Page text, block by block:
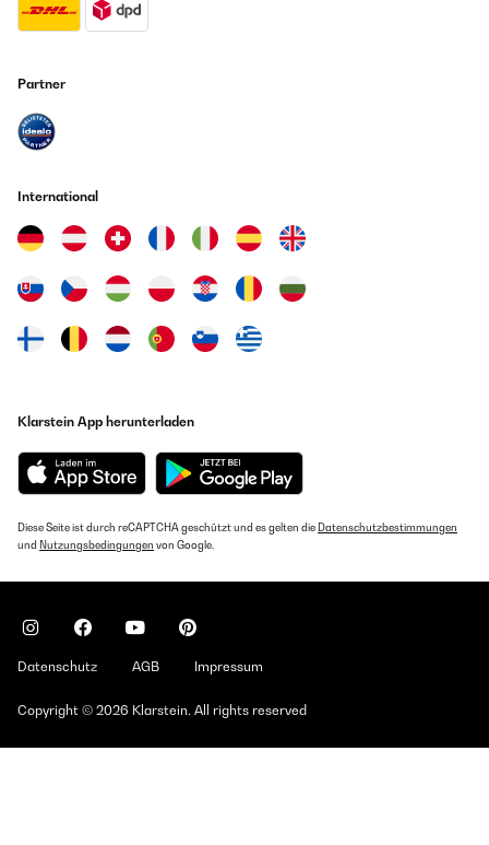
Partner
International
Klarstein App herunterladen
Diese Seite ist durch reCAPTCHA geschützt und es gelten die Datenschutzbestimmungen
und Nutzungsbedingungen von Google.
Datenschutz AGB Impressum
Copyright © 2026 Klarstein. All rights reserved